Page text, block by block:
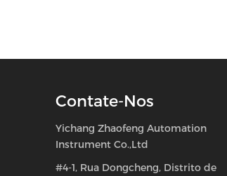
Contate-Nos
Yichang Zhaofeng Automation
Instrument Co.,Ltd
#4-1, Rua Dongcheng, Distrito de